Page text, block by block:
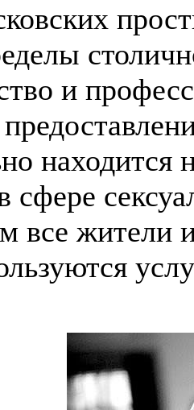
и
находится
сфере
все жители